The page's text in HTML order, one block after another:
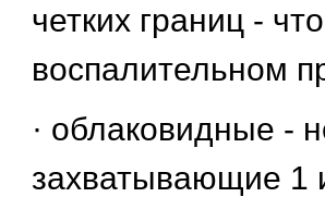
четких границ -
воспалительном
· облаковидные -
захватывающие 1